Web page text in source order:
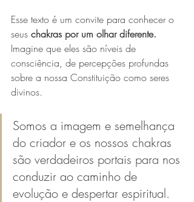
Esse texto é um convite para conhecer o
seus chakras por um olhar diferente.
Imagine que eles são níveis de
consciência, de percepções profundas
sobre a nossa Constituição como seres
divinos.
Somos a imagem e semelhança
do criador e os nossos chakras
são verdadeiros portais para nos
conduzir ao caminho de
evolução e despertar espiritual.